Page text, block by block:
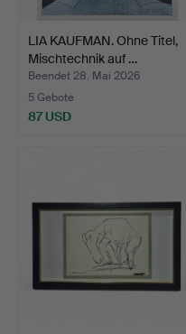
LIA KAUFMAN. Ohne Titel,
Mischtechnik auf …
Beendet 28. Mai 2026
5 Gebote
87 USD